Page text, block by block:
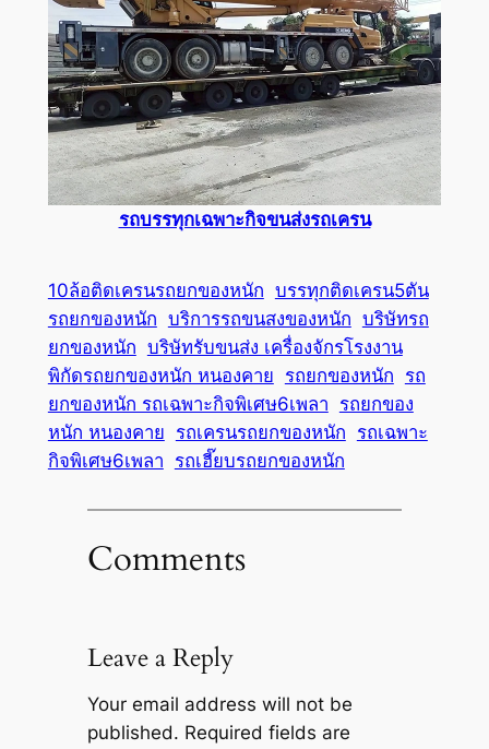
รถบรรทุกเฉพาะกิจขนส่งรถเครน
10ล้อติดเครนรถยกของหนัก บรรทุกติดเครน5ตัน
รถยกของหนัก บริการรถขนสงของหนัก บริษัทรถ
ยกของหนัก บริษัทรับขนส่ง เครื่องจักรโรงงาน
พิกัดรถยกของหนัก หนองคาย รถยกของหนัก รถ
ยกของหนัก รถเฉพาะกิจพิเศษ6เพลา รถยกของ
หนัก หนองคาย รถเครนรถยกของหนัก รถเฉพาะ
กิจพิเศษ6เพลา รถเฮี๊ยบรถยกของหนัก
Comments
Leave a Reply
Your email address will not be
published. Required fields are